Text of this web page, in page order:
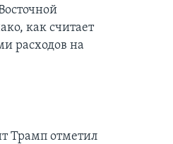
как считает
расходов на
Трамп отметил